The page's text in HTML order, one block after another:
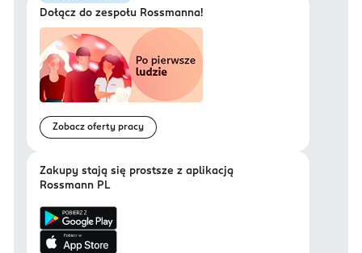
Dołącz do zespołu Rossmanna!
Zobacz oferty pracy
Zakupy stają się prostsze z aplikacją
Rossmann PL